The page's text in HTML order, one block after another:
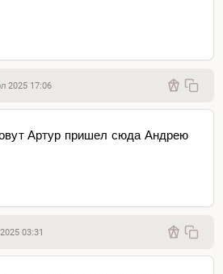
2025 17:06
Артур пришел сюда Андрею
03:31